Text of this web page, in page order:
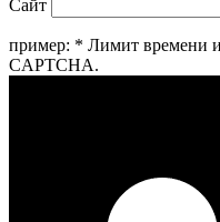
Сайт
пример: * Лимит времени
CAPTCHA.